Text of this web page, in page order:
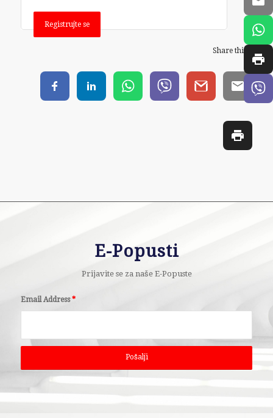
Registrujte se
Share this...
E-Popusti
Prijavite se za naše E-Popuste
Email Address*